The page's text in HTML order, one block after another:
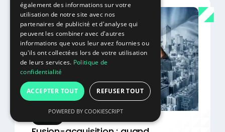
également des informations sur votre
utilisation de notre site avec nos
partenaires de publicité et d'analyse qui
peuvent les combiner avec d'autres
informations que vous leur avez fournies ou
qu'ils ont collectées lors de votre utilisation
de leurs services. Politique de
confidentialité
ACCEPTER TOUT REFUSER TOUT
POWERED BY COOKIESCRIPT